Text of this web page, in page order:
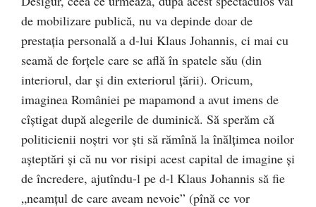
de mobilizare publică, nu va depinde doar de
prestaţia personală a d-lui Klaus Johannis, ci mai cu
seamă de forţele care se află în spatele său (din
interiorul, dar şi din exteriorul ţării). Oricum,
imaginea României pe mapamond a avut imens de
cîştigat după alegerile de duminică. Să sperăm că
politicienii noştri vor şti să rămînă la înălţimea noilor
aşteptări şi că nu vor risipi acest capital de imagine şi
de încredere, ajutîndu-l pe d-l Klaus Johannis să fie
„neamţul de care aveam nevoie” (pînă ce vor